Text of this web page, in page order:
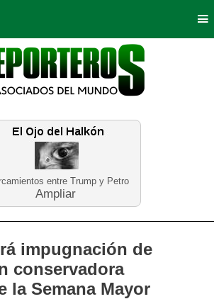
entre Trump y Petro
Ampliar
Opinión Bogotá
Planeta Tierra Deportes
Educación Neira
impugnación de
conservadora
la Semana Mayor